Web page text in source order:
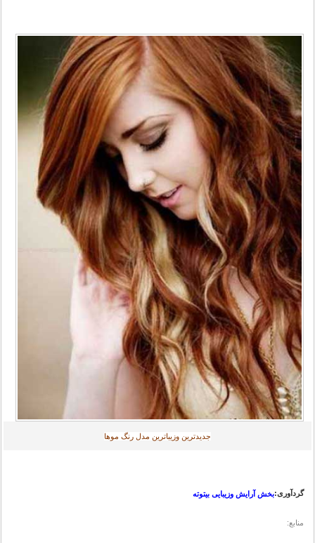
جديدترين وزیباترین مدل رنگ موها
گردآوری:بخش آرایش وزیبایی بیتوته
منابع: